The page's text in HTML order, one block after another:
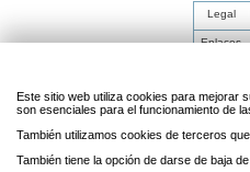
Legal
Enlaces
Este sitio web utiliza cookies para mejorar
son esenciales para el funcionamiento de
También utilizamos cookies de terceros
También tiene la opción de darse de baja